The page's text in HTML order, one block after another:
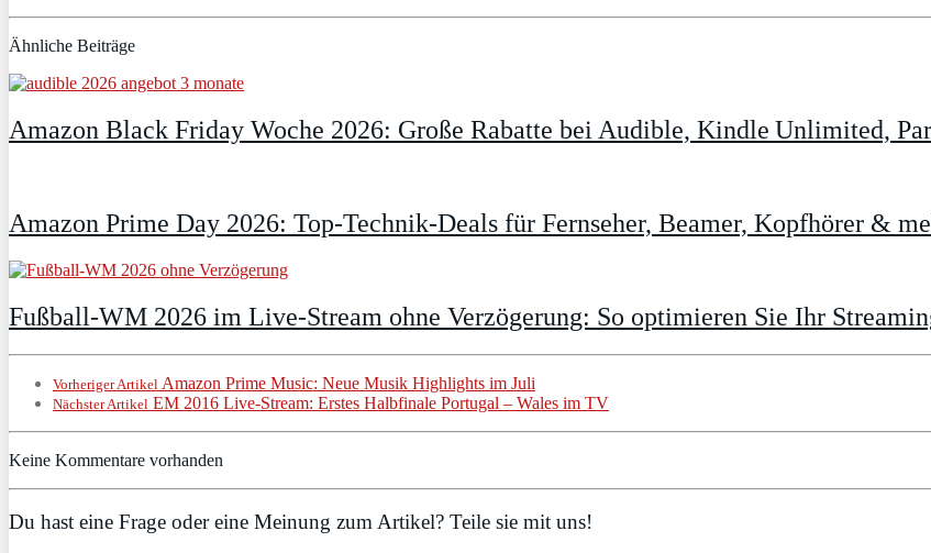
Ähnliche Beiträge
Amazon Black Friday Woche 2026: Große Rabatte bei Audible, Kindle Unlimited,
Amazon Prime Day 2026: Top-Technik-Deals für Fernseher, Beamer, Kopfhörer &
Fußball-WM 2026 im Live-Stream ohne Verzögerung: So optimieren Sie Ihr
Vorheriger Artikel Amazon Prime Music: Neue Musik Highlights im Juli
Nächster Artikel EM 2016 Live-Stream: Erstes Halbfinale Portugal – Wales im TV
Keine Kommentare vorhanden
Du hast eine Frage oder eine Meinung zum Artikel? Teile sie mit uns!